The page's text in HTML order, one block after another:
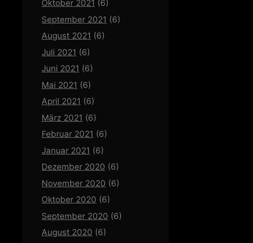
Oktober 2021 (6)
September 2021 (6)
August 2021 (6)
Juli 2021 (6)
Juni 2021 (6)
Mai 2021 (6)
April 2021 (6)
März 2021 (6)
Februar 2021 (6)
Januar 2021 (6)
Dezember 2020 (6)
November 2020 (6)
Oktober 2020 (6)
September 2020 (6)
August 2020 (6)